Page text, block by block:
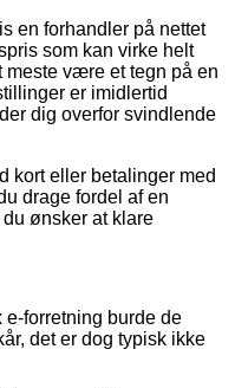
en forhandler på nettet
som kan virke helt
meste være et tegn på en
er imidlertid
dig overfor svindlende
kort eller betalinger med
drage fordel af en
ønsker at klare
forretning burde de
det er dog typisk ikke